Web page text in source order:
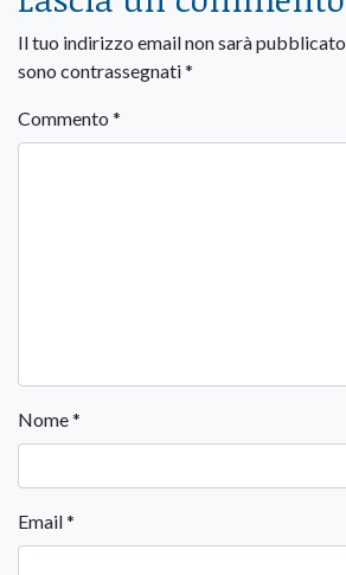
Il tuo indirizzo email non sarà pubblicato.
sono contrassegnati*
Commento *
Nome*
Email*